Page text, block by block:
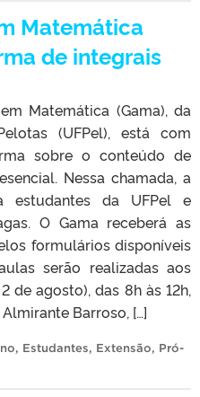
Matemática
de integrais
Matemática (Gama), da
(UFPel), está com
sobre o conteúdo de
Nessa chamada, a
estudantes da UFPel e
O Gama receberá as
formulários disponíveis
serão realizadas aos
de agosto), das 8h às 12h,
Barroso, […]
, Estudantes, Extensão, Pró-